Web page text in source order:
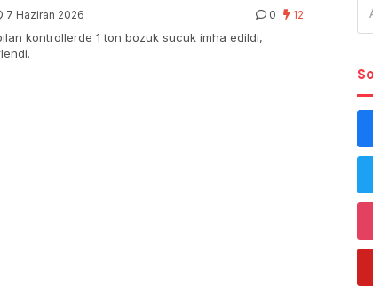
7 Haziran 2026 0 12
kontrollerde 1 ton bozuk sucuk imha edildi,